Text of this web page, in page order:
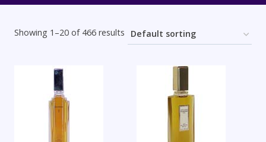
Showing 1–20 of 466 results